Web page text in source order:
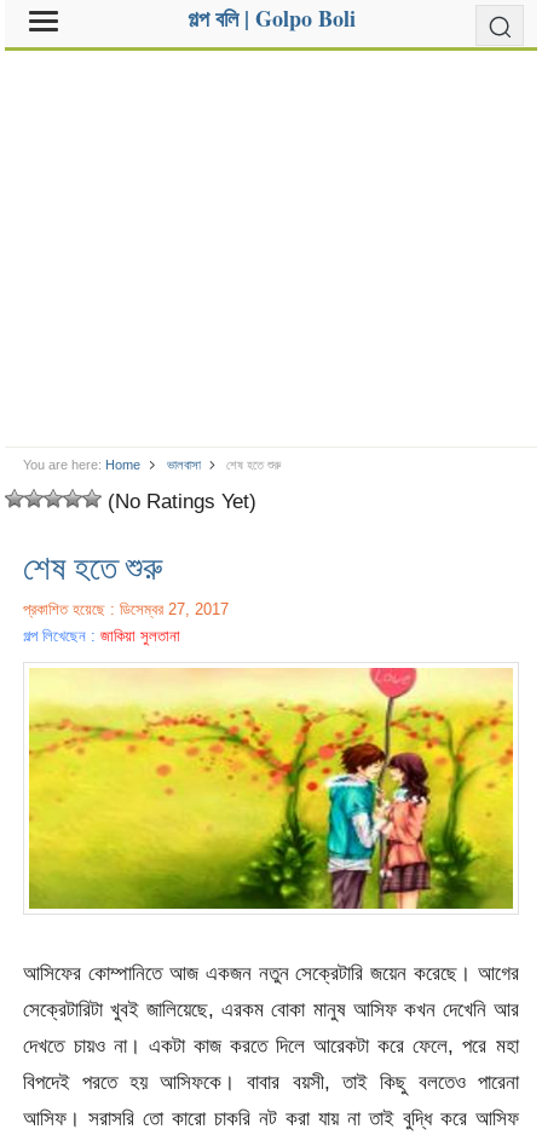
গল্প বলি | Golpo Boli
You are here: Home ভালবাসা শেষ হতে শুরু
(No Ratings Yet)
শেষ হতে শুরু
প্রকাশিত হয়েছে : ডিসেম্বর 27, 2017
গল্প লিখেছেন :জাকিয়া সুলতানা
আসিফের কোম্পানিতে আজ একজন নতুন সেক্রেটারি জয়েন করেছে। আগের
সেক্রেটারিটা খুবই জালিয়েছে, এরকম বোকা মানুষ আসিফ কখন দেখেনি আর
দেখতে চায়ও না। একটা কাজ করতে দিলে আরেকটা করে ফেলে, পরে মহা
বিপদেই পরতে হয় আসিফকে। বাবার বয়সী, তাই কিছু বলতেও পারেনা
আসিফ। সরাসরি তো কারো চাকরি নট করা যায় না তাই বুদ্ধি করে আসিফ